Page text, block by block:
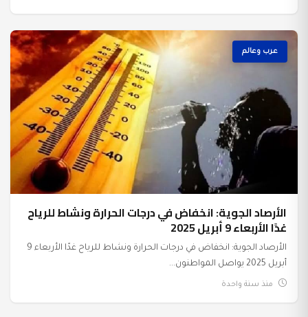
عرب وعالم
الأرصاد الجوية: انخفاض في درجات الحرارة ونشاط للرياح
غدًا الأربعاء 9 أبريل 2025
الأرصاد الجوية: انخفاض في درجات الحرارة ونشاط للرياح غدًا الأربعاء 9
أبريل 2025 يواصل المواطنون...
منذ سنة واحدة